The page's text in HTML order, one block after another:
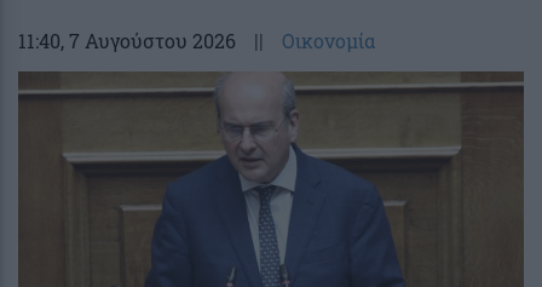
11:40, 7 Αυγούστου 2026 || Οικονομία